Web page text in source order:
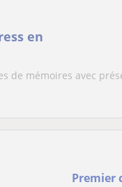
en
de mémoires avec
Premier